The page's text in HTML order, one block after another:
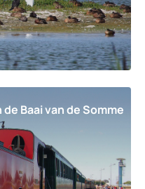
Baai van de Somme